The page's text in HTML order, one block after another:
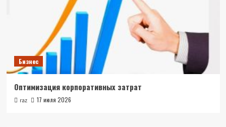
Бизнес
Оптимизация корпоративных затрат
raz 17 июля 2026